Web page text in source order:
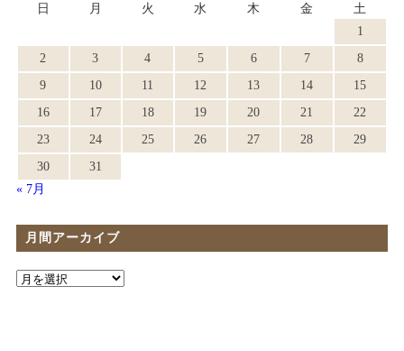
日
月 火 水 木 金
土
1
2
3 4 5 6 7
8
9
10 11 12 13 14
15
16
17 18 19 20 21
22
23
24 25 26 27 28
29
30
31
« 7月
月間アーカイブ